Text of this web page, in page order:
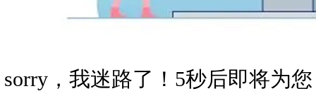
sorry，我迷路了！5秒后即将为您